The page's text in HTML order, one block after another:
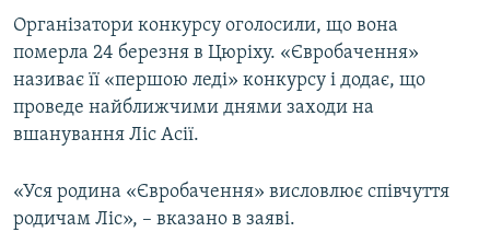
Організатори конкурсу оголосили, що вона
померла 24 березня в Цюріху. «Євробачення»
називає її «першою леді» конкурсу і додає, що
проведе найближчими днями заходи на
вшанування Ліс Асії.
«Уся родина «Євробачення» висловлює співчуття
родичам Ліс», – вказано в заяві.